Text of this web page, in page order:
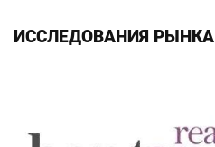
ИССЛЕДОВАНИЯ РЫНКА